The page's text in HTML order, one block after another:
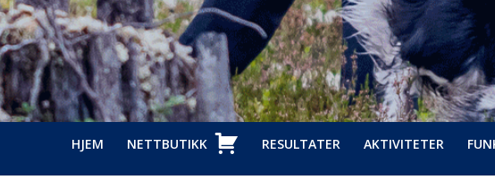
HJEM NETTBUTIKK RESULTATER AKTIVITETER